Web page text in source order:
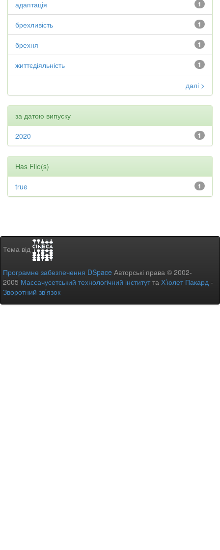
1
адаптація
1
брехливість
1
брехня
1
життєдіяльність
далі >
за датою випуску
1
2020
Has File(s)
1
true
Тема від
Програмне забезпечення DSpace Авторські права © 2002-
2005 Массачусетський технологічний інститутта Х’юлет Пакард -
Зворотний зв’язок